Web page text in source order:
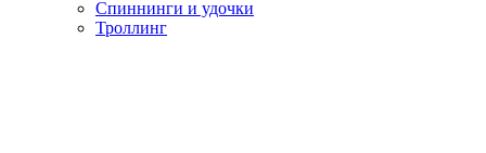
Спиннинги и удочки
Троллинг